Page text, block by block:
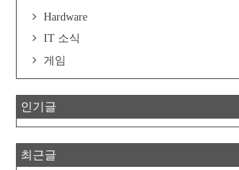
Hardware
IT 소식
게임
인기글
최근글